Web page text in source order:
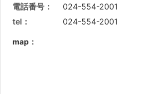
電話番号：
024-554-2001
tel：
024-554-2001
map：